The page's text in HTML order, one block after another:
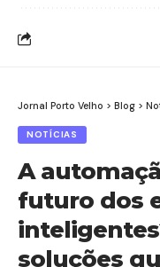
Jornal Porto Velho > Blog >
NOTÍCIAS
A
futuro dos
soluções